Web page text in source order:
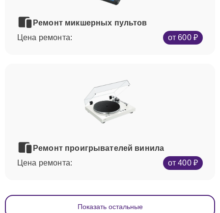
Ремонт микшерных пультов
Цена ремонта:
от 600 ₽
Ремонт проигрывателей винила
Цена ремонта:
от 400 ₽
Показать остальные